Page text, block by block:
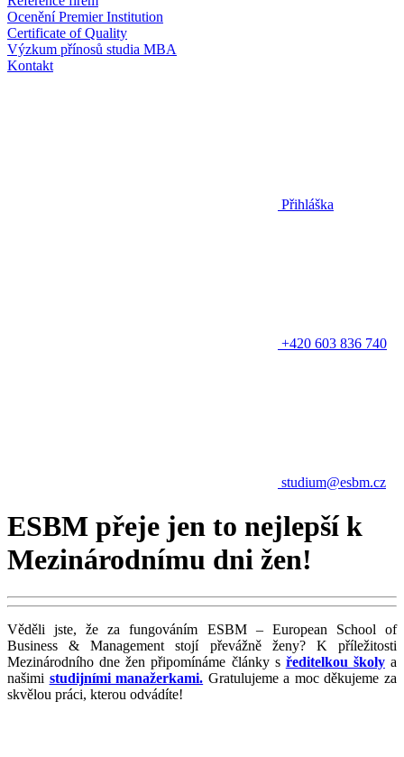
Ocenění Premier Institution
Certificate of Quality
Výzkum přínosů studia MBA
Kontakt
Přihláška
+420 603 836 740
studium@esbm.cz
ESBM přeje jen to nejlepší k
Mezinárodnímu dni žen!
Věděli jste, že za fungováním ESBM – European School of
Business & Management stojí převážně ženy? K příležitosti
Mezinárodního dne žen připomínáme články s ředitelkou školy a
našimi studijními manažerkami. Gratulujeme a moc děkujeme za
skvělou práci, kterou odvádíte!